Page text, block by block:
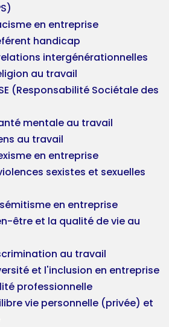
en entreprise
handicap
intergénérationnelles
au travail
(Responsabilité Sociétale des
mentale au travail
au travail
en entreprise
sexistes et sexuelles
en entreprise
être et la qualité de vie au
au travail
et l'inclusion en entreprise
professionnelle
vie personnelle (privée) et